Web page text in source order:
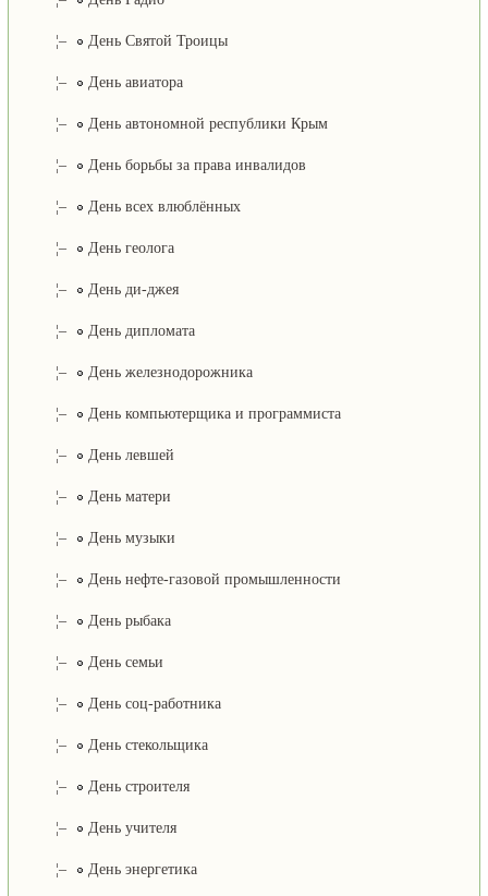
¦– День Святой Троицы
¦– День авиатора
¦– День автономной республики Крым
¦– День борьбы за права инвалидов
¦– День всех влюблённых
¦– День геолога
¦– День ди-джея
¦– День дипломата
¦– День железнодорожника
¦– День компьютерщика и программиста
¦– День левшей
¦– День матери
¦– День музыки
¦– День нефте-газовой промышленности
¦– День рыбака
¦– День семьи
¦– День соц-работника
¦– День стекольщика
¦– День строителя
¦– День учителя
¦– День энергетика